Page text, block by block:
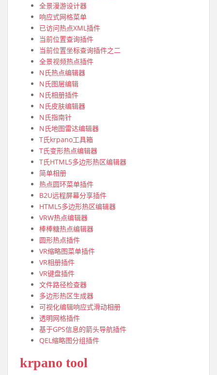
全景漫游设计器
响应式网格菜单
已访问热点XML插件
当前位置查询插件
当前位置坐标查询插件之二
全景视频热点插件
N氏热点编辑器
N氏图层编辑
N氏相册插件
N氏皮肤编辑器
N氏指南针
N氏地图雷达编辑器
T氏krpano工具箱
T氏变形热点编辑器
T氏HTML5多边形热区编辑器
简单相册
热点圆环菜单插件
B2U远程屏幕分享插件
HTML5多边形热区编辑器
VRW热点编辑器
棒棒糖热点编辑器
圆形热点插件
VR缩略图菜单插件
VR相册插件
VR键盘插件
文件路径检查器
多边形热区生成器
可视化编辑响应式滑动相册
透明网格插件
基于GPS信息的箭头导航插件
QEL缩略图分组插件
krpano tool